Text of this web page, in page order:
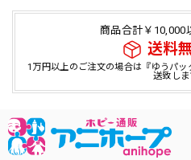
商品合計￥10,000
送料
1万円以上のご注文の場合は『ゆうパ
送致しま